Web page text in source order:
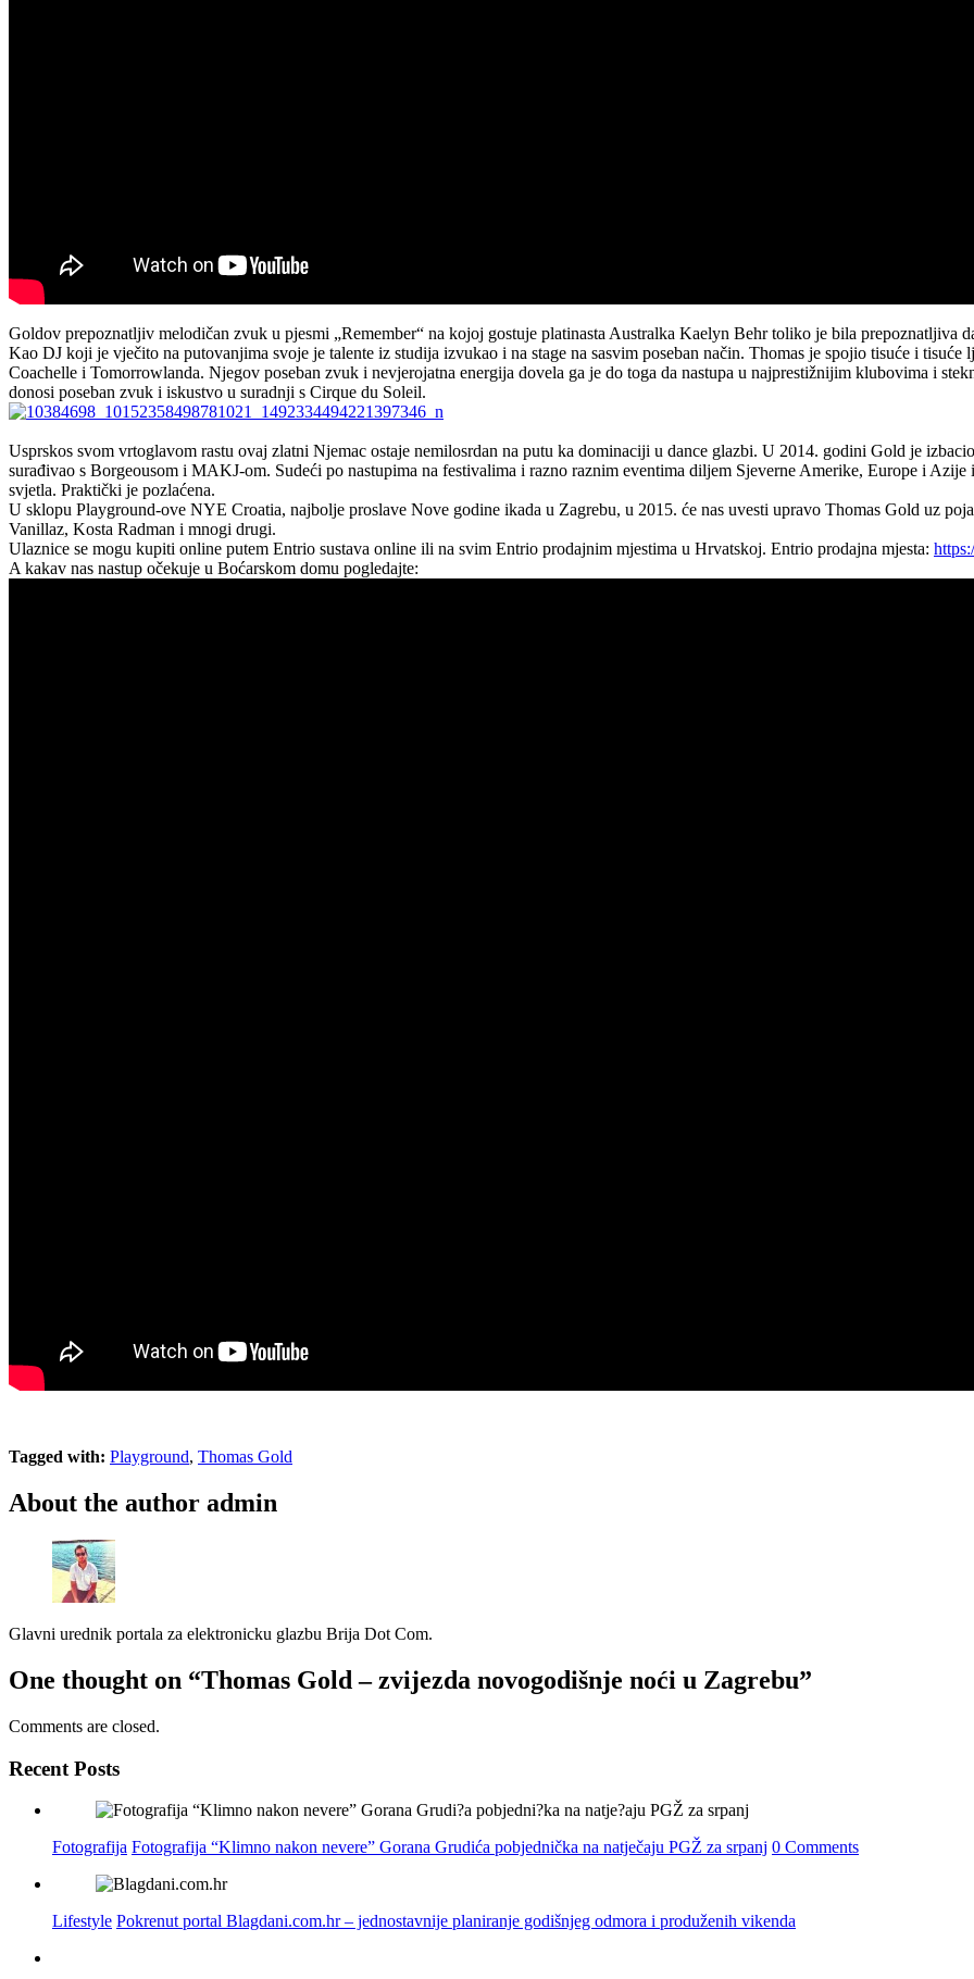
Goldov prepoznatljiv melodičan zvuk u pjesmi „Remember“ na kojoj gostuje platinasta Australka Kaelyn Behr toliko je bila prepoznatljiva
Kao DJ koji je vječito na putovanjima svoje je talente iz studija izvukao i na stage na sasvim poseban način. Thomas je spojio tisuće i
Coachelle i Tomorrowlanda. Njegov poseban zvuk i nevjerojatna energija dovela ga je do toga da nastupa u najprestižnijim klubovima i
donosi poseban zvuk i iskustvo u suradnji s Cirque du Soleil.
Usprskos svom vrtoglavom rastu ovaj zlatni Njemac ostaje nemilosrdan na putu ka dominaciji u dance glazbi. U 2014. godini Gold je
surađivao s Borgeousom i MAKJ-om. Sudeći po nastupima na festivalima i razno raznim eventima diljem Sjeverne Amerike, Europe i
svjetla. Praktički je pozlaćena.
U sklopu Playground-ove NYE Croatia, najbolje proslave Nove godine ikada u Zagrebu, u 2015. će nas uvesti upravo Thomas Gold uz
Vanillaz, Kosta Radman i mnogi drugi.
Ulaznice se mogu kupiti online putem Entrio sustava online ili na svim Entrio prodajnim mjestima u Hrvatskoj. Entrio prodajna mjesta:
A kakav nas nastup očekuje u Boćarskom domu pogledajte:
Tagged with: Playground, Thomas Gold
About the author admin
Glavni urednik portala za elektronicku glazbu Brija Dot Com.
One thought on “Thomas Gold – zvijezda novogodišnje noći u Zagrebu”
Comments are closed.
Recent Posts
Fotografija Fotografija “Klimno nakon nevere” Gorana Grudića pobjednička na natječaju PGŽ za srpanj 0 Comments
Lifestyle Pokrenut portal Blagdani.com.hr – jednostavnije planiranje godišnjeg odmora i produženih vikenda